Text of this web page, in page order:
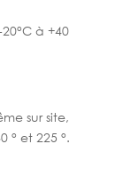
à +40
sur site,
° et 225 °.